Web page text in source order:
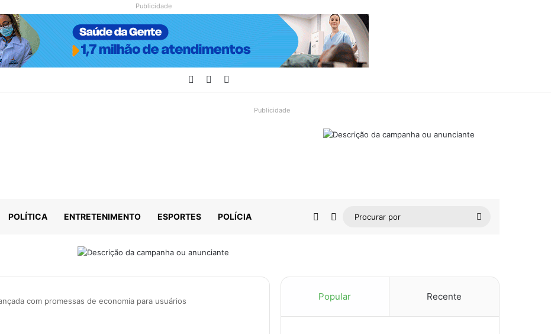
Publicidade
Facebook
YouTube
Publicidade
POLÍTICA ENTRETENIMENTO ESPORTES POLÍCIA Barra Lateral
Switch skin
Procurar
com promessas de economia para usuários Popular Recente